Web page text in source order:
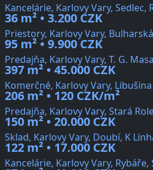
Kancelárie, Karlovy Vary, Sedlec,
36 m² • 3.200 CZK
Priestory, Karlovy Vary, Bulharská
95 m² • 9.900 CZK
Predajňa, Karlovy Vary, T. G.
397 m² • 45.000 CZK
Komerčné, Karlovy Vary, Libušina
206 m² • 120 CZK/m²
Predajňa, Karlovy Vary, Stará
150 m² • 20.000 CZK
Sklad, Karlovy Vary, Doubí, K
122 m² • 17.000 CZK
Kancelárie, Karlovy Vary, Rybáře,